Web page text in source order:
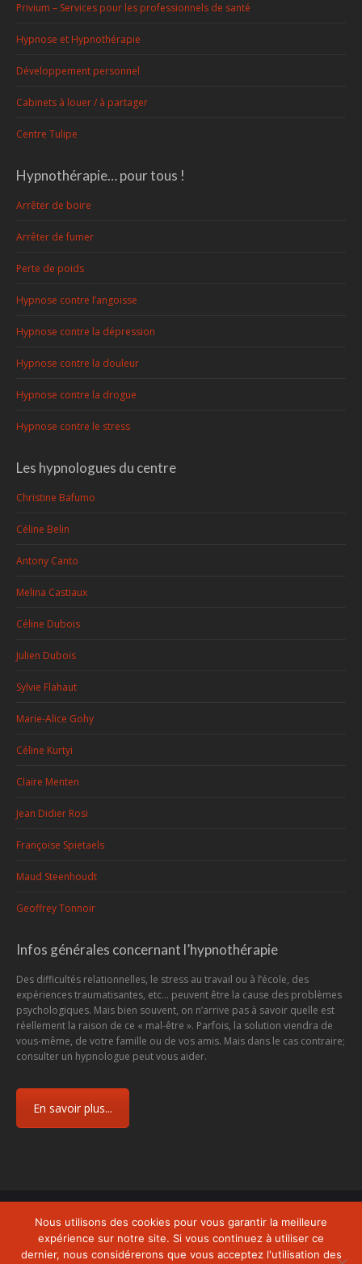
Privium – Services pour les professionnels de santé
Hypnose et Hypnothérapie
Développement personnel
Cabinets à louer / à partager
Centre Tulipe
Hypnothérapie… pour tous !
Arrêter de boire
Arrêter de fumer
Perte de poids
Hypnose contre l’angoisse
Hypnose contre la dépression
Hypnose contre la douleur
Hypnose contre la drogue
Hypnose contre le stress
Les hypnologues du centre
Christine Bafumo
Céline Belin
Antony Canto
Melina Castiaux
Céline Dubois
Julien Dubois
Sylvie Flahaut
Marie-Alice Gohy
Céline Kurtyi
Claire Menten
Jean Didier Rosi
Françoise Spietaels
Maud Steenhoudt
Geoffrey Tonnoir
Infos générales concernant l’hypnothérapie
Des difficultés relationnelles, le stress au travail ou à l’école, des
expériences traumatisantes, etc... peuvent être la cause des problèmes
psychologiques. Mais bien souvent, on n’arrive pas à savoir quelle est
réellement la raison de ce « mal-être ». Parfois, la solution viendra de
vous-même, de votre famille ou de vos amis. Mais dans le cas contraire;
consulter un hypnologue peut vous aider.
En savoir plus...
Copyright © 2026Centre d'Hypnose et d'Hypnothérapie Charleroi , tous
droits réservés.
Nous utilisons des cookies pour vous garantir la meilleure
expérience sur notre site. Si vous continuez à utiliser ce
dernier, nous considérerons que vous acceptez l'utilisation des